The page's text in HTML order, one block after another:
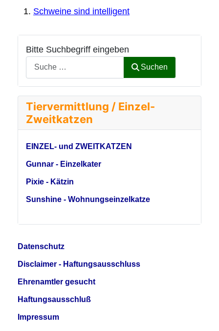
Bitte Suchbegriff eingeben
Suchen
Tiervermittlung / Einzel-
Zweitkatzen
EINZEL- und ZWEITKATZEN
Gunnar - Einzelkater
Pixie - Kätzin
Sunshine - Wohnungseinzelkatze
Schweine sind intelligent
Datenschutz
Disclaimer - Haftungsausschluss
Ehrenamtler gesucht
Haftungsausschluß
Impressum